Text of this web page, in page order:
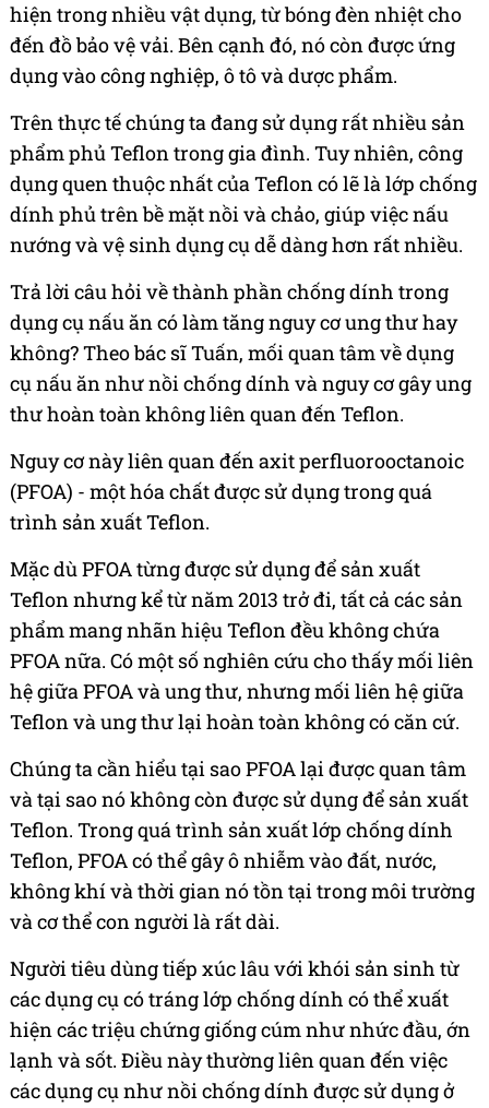
hiện trong nhiều vật dụng, từ bóng đèn nhiệt cho
đến đồ bảo vệ vải. Bên cạnh đó, nó còn được ứng
dụng vào công nghiệp, ô tô và dược phẩm.
Trên thực tế chúng ta đang sử dụng rất nhiều sản
phẩm phủ Teflon trong gia đình. Tuy nhiên, công
dụng quen thuộc nhất của Teflon có lẽ là lớp chống
dính phủ trên bề mặt nồi và chảo, giúp việc nấu
nướng và vệ sinh dụng cụ dễ dàng hơn rất nhiều.
Trả lời câu hỏi về thành phần chống dính trong
dụng cụ nấu ăn có làm tăng nguy cơ ung thư hay
không? Theo bác sĩ Tuấn, mối quan tâm về dụng
cụ nấu ăn như nồi chống dính và nguy cơ gây ung
thư hoàn toàn không liên quan đến Teflon.
Nguy cơ này liên quan đến axit perfluorooctanoic
(PFOA) - một hóa chất được sử dụng trong quá
trình sản xuất Teflon.
Mặc dù PFOA từng được sử dụng để sản xuất
Teflon nhưng kể từ năm 2013 trở đi, tất cả các sản
phẩm mang nhãn hiệu Teflon đều không chứa
PFOA nữa. Có một số nghiên cứu cho thấy mối liên
hệ giữa PFOA và ung thư, nhưng mối liên hệ giữa
Teflon và ung thư lại hoàn toàn không có căn cứ.
Chúng ta cần hiểu tại sao PFOA lại được quan tâm
và tại sao nó không còn được sử dụng để sản xuất
Teflon. Trong quá trình sản xuất lớp chống dính
Teflon, PFOA có thể gây ô nhiễm vào đất, nước,
không khí và thời gian nó tồn tại trong môi trường
và cơ thể con người là rất dài.
Người tiêu dùng tiếp xúc lâu với khói sản sinh từ
các dụng cụ có tráng lớp chống dính có thể xuất
hiện các triệu chứng giống cúm như nhức đầu, ớn
lạnh và sốt. Điều này thường liên quan đến việc
các dụng cụ như nồi chống dính được sử dụng ở